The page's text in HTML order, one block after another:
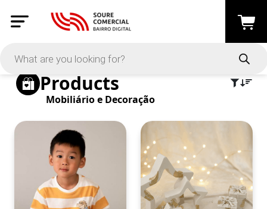
Active Filters
Clear All
Category: Mobiliário e Decoração
Products
Mobiliário e Decoração